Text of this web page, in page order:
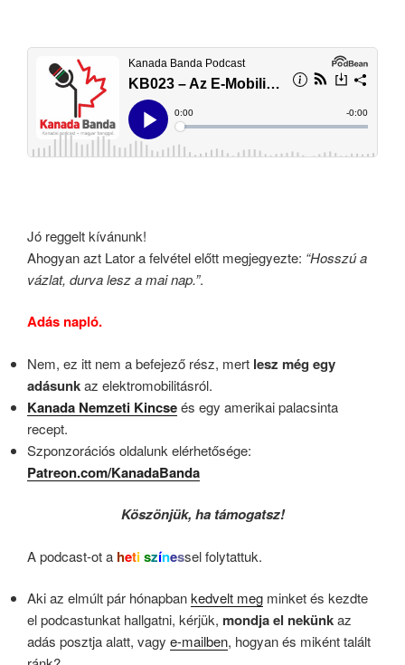
Jó reggelt kívánunk!
Ahogyan azt Lator a felvétel előtt megjegyezte: “Hosszú a
vázlat, durva lesz a mai nap.”.
Adás napló.
Nem, ez itt nem a befejező rész, mert lesz még egy
adásunkaz elektromobilitásról.
Kanada Nemzeti Kincseés egy amerikai palacsinta
recept.
Szponzorációs oldalunk elérhetősége:
Patreon.com/KanadaBanda
Köszönjük, ha támogatsz!
A podcast-ot a hetiszínessel folytattuk.
Aki az elmúlt pár hónapbankedvelt meg minket és kezdte
el podcastunkat hallgatni, kérjük, mondja el nekünkaz
adás posztja alatt, vagy e-mailben, hogyan és miként talált